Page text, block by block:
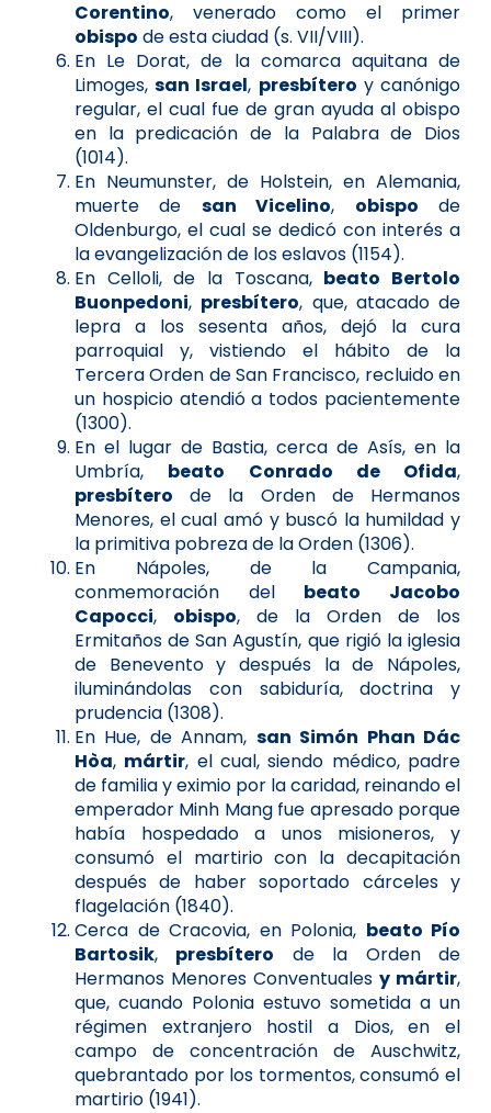
Corentino, venerado como el primer
obispo de esta ciudad (s. VII/VIII).
En Le Dorat, de la comarca aquitana de
Limoges,san Israel, presbítero y canónigo
regular, el cual fue de gran ayuda al obispo
en la predicación de la Palabra de Dios
(1014).
En Neumunster, de Holstein, en Alemania,
muerte de san Vicelino, obispo de
Oldenburgo, el cual se dedicó con interés a
la evangelización de los eslavos (1154).
En Celloli, de la Toscana, beato Bertolo
Buonpedoni, presbítero, que, atacado de
lepra a los sesenta años, dejó la cura
parroquial y, vistiendo el hábito de la
Tercera Orden de San Francisco, recluido en
un hospicio atendió a todos pacientemente
(1300).
En el lugar de Bastia, cerca de Asís, en la
Umbría, beato Conrado de Ofida,
presbítero de la Orden de Hermanos
Menores, el cual amó y buscó la humildad y
la primitiva pobreza de la Orden (1306).
En Nápoles, de la Campania,
conmemoración del beato Jacobo
Capocci, obispo, de la Orden de los
Ermitaños de San Agustín, que rigió la iglesia
de Benevento y después la de Nápoles,
iluminándolas con sabiduría, doctrina y
prudencia (1308).
En Hue, de Annam, san Simón Phan Dác
Hòa, mártir, el cual, siendo médico, padre
de familia y eximio por la caridad, reinando el
emperador Minh Mang fue apresado porque
había hospedado a unos misioneros, y
consumó el martirio con la decapitación
después de haber soportado cárceles y
flagelación (1840).
Cerca de Cracovia, en Polonia, beato Pío
Bartosik, presbítero de la Orden de
Hermanos Menores Conventuales y mártir,
que, cuando Polonia estuvo sometida a un
régimen extranjero hostil a Dios, en el
campo de concentración de Auschwitz,
quebrantado por los tormentos, consumó el
martirio (1941).